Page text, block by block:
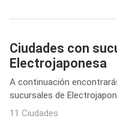
Ciudades con
Electrojaponesa
A continuación
sucursales de
11 Ciudades